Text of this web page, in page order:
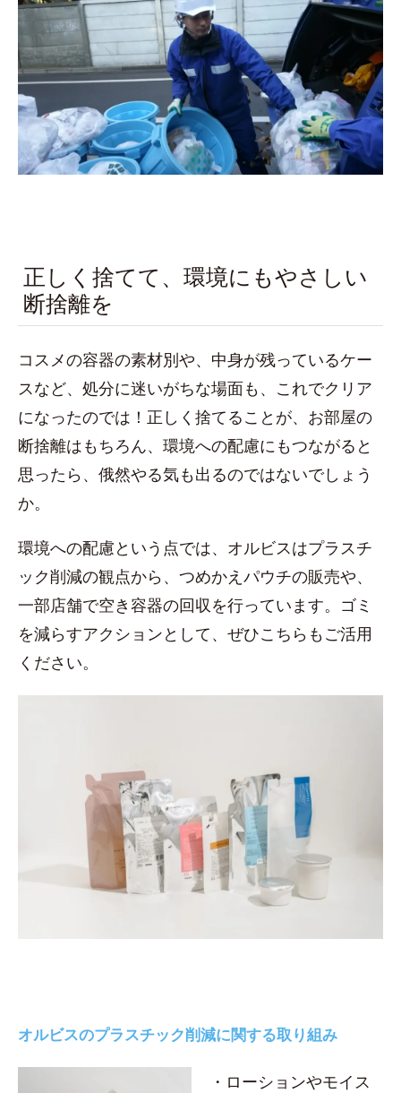
正しく捨てて、環境にもやさしい
断捨離を
コスメの容器の素材別や、中身が残っているケー
スなど、処分に迷いがちな場面も、これでクリア
になったのでは！正しく捨てることが、お部屋の
断捨離はもちろん、環境への配慮にもつながると
思ったら、俄然やる気も出るのではないでしょう
か。
環境への配慮という点では、オルビスはプラスチ
ック削減の観点から、つめかえパウチの販売や、
一部店舗で空き容器の回収を行っています。ゴミ
を減らすアクションとして、ぜひこちらもご活用
ください。
オルビスのプラスチック削減に関する取り組み
・ローションやモイス